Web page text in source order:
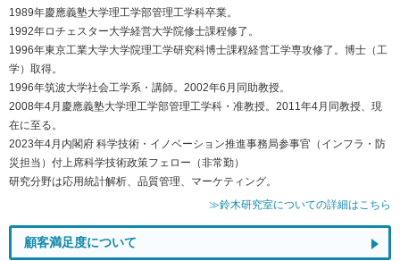
1989年慶應義塾大学理工学部管理工学科卒業。
1992年ロチェスター大学経営大学院修士課程修了。
1996年東京工業大学大学院理工学研究科博士課程経営工学専攻修了。博士（工
学）取得。
1996年筑波大学社会工学系・講師。2002年6月同助教授。
2008年4月慶應義塾大学理工学部管理工学科・准教授。2011年4月同教授、現
在に至る。
2023年4月内閣府 科学技術・イノベーション推進事務局参事官（インフラ・防
災担当）付上席科学技術政策フェロー（非常勤）
研究分野は応用統計解析、品質管理、マーケティング。
≫鈴木研究室についての詳細はこちら
顧客満足度について